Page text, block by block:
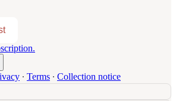
∙ Terms ∙ Collection notice